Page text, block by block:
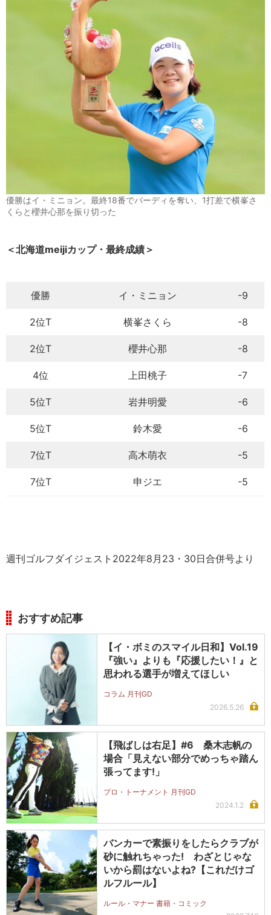
優勝はイ・ミニョン。最終18番でバーディを奪い、1打差で横峯さ
くらと櫻井心那を振り切った
＜北海道meijiカップ・最終成績＞
優勝 イ・ミニョン -9
2位T 横峯さくら -8
2位T 櫻井心那 -8
4位 上田桃子 -7
5位T 岩井明愛 -6
5位T 鈴木愛 -6
7位T 高木萌衣 -5
7位T 申ジエ -5
週刊ゴルフダイジェスト2022年8月23・30日合併号より
おすすめ記事
【イ・ボミのスマイル日和】Vol.19
『強い』よりも『応援したい！』と
思われる選手が増えてほしい
コラム 月刊GD
2026.5.26
【飛ばしは右足】#6 桑木志帆の
場合「見えない部分でめっちゃ踏ん
張ってます!」
プロ・トーナメント 月刊GD
2024.1.2
バンカーで素振りをしたらクラブが
砂に触れちゃった! わざとじゃな
いから罰はないよね?【これだけゴ
ルフルール】
ルール・マナー 書籍・コミック